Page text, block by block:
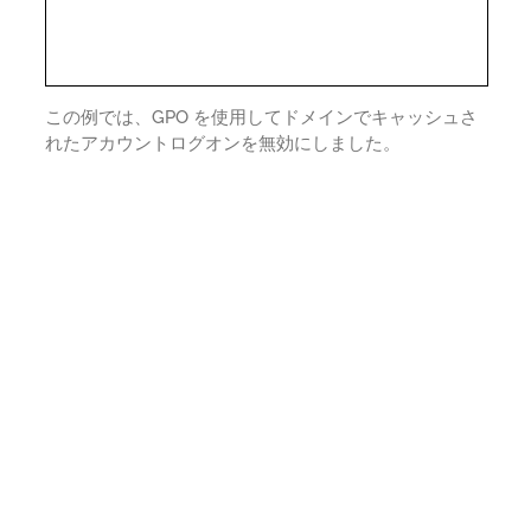
この例では、GPO を使用してドメインでキャッシュさ
れたアカウントログオンを無効にしました。